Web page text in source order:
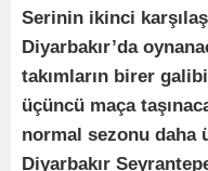
Serinin ikinci
Diyarbakır’da
takımların birer
üçüncü maça
normal sezonu daha
Diyarbakır